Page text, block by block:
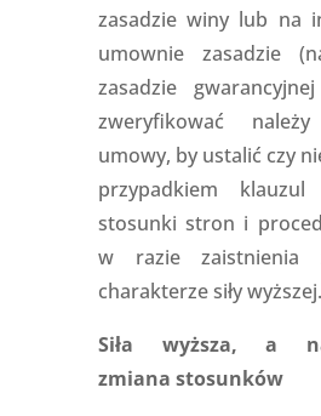
zasadzie winy lub na
umownie zasadzie
zasadzie
zweryfikować
umowy, by ustalić czy
przypadkiem klauzul
stosunki stron i
w razie zaistnienia
charakterze siły wyższej.
Siła wyższa, a
zmiana stosunków